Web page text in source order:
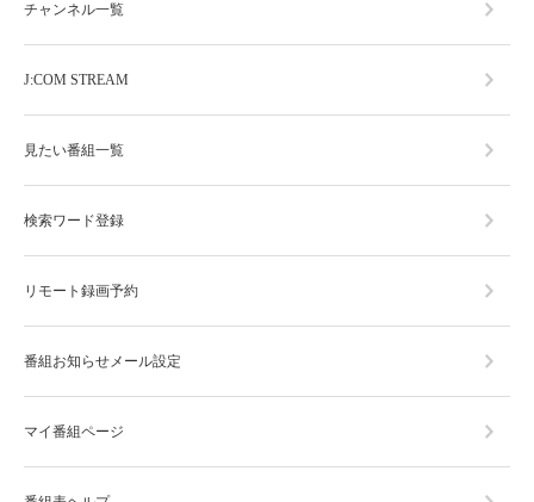
チャンネル一覧
J:COM STREAM
見たい番組一覧
検索ワード登録
リモート録画予約
番組お知らせメール設定
マイ番組ページ